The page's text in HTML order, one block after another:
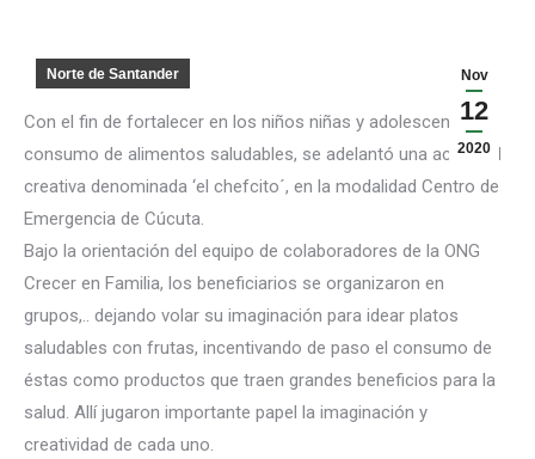
Nov
12
2020
Norte de Santander
Con el fin de fortalecer en los niños niñas y adolescentes el
consumo de alimentos saludables, se adelantó una actividad
creativa denominada ‘el chefcito´, en la modalidad Centro de
Emergencia de Cúcuta.
Bajo la orientación del equipo de colaboradores de la ONG
Crecer en Familia, los beneficiarios se organizaron en
grupos,.. dejando volar su imaginación para idear platos
saludables con frutas, incentivando de paso el consumo de
éstas como productos que traen grandes beneficios para la
salud. Allí jugaron importante papel la imaginación y
creatividad de cada uno.